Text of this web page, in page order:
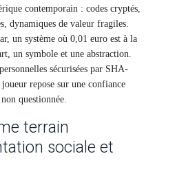
contemporain : codes cryptés,
dynamiques de valeur fragiles.
un système où 0,01 euro est à la
un symbole et une abstraction.
sécurisées par SHA-
repose sur une confiance
questionnée.
terrain
sociale et